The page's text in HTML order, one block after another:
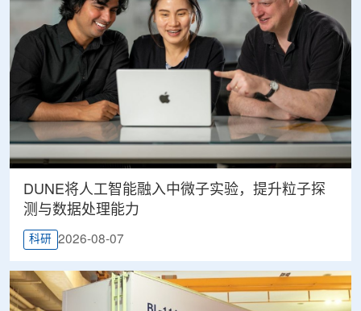
DUNE将人工智能融入中微子实验，提升粒子探
测与数据处理能力
科研 2026-08-07